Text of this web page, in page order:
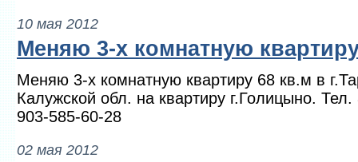
10 мая 2012
Меняю 3-х комнатную
Меняю 3-х комнатную квартиру 68 кв.м в
Калужской обл. на квартиру г.Голицыно. Тел.
903-585-60-28
02 мая 2012